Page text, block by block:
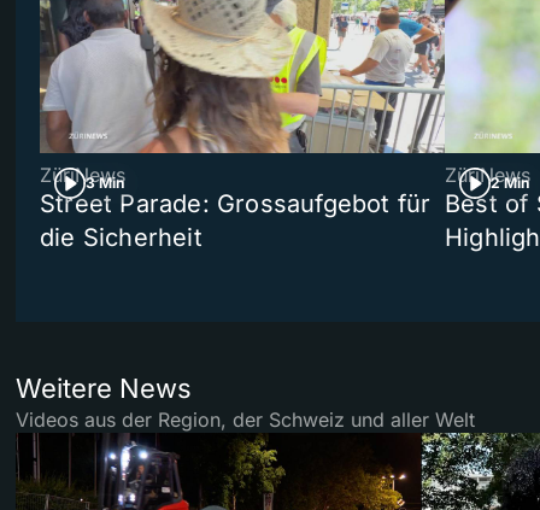
3 Min
ZüriNews
Street Parade: Grossaufgebot für
die Sicherheit
2 Min
ZüriNews
Best of
Weitere News
Videos aus der Region, der Schweiz und aller Welt